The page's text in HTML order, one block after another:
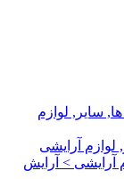
سایر, لوازم
آرایشی
آرایشی > آرایش